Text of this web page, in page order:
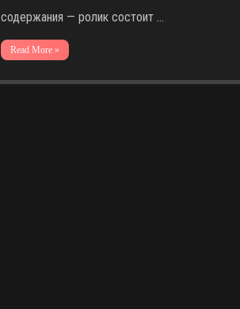
содержания — ролик состоит …
Read More »